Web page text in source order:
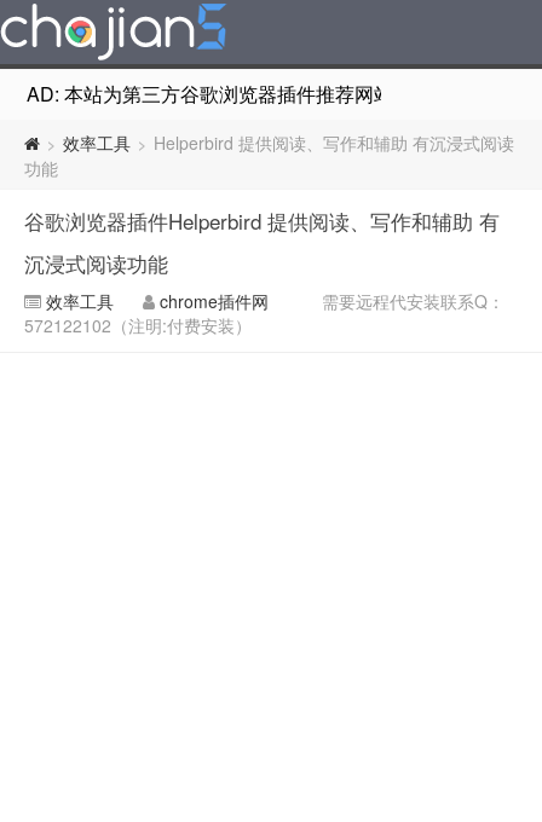
AD: 本站为第三方谷歌浏览器插件推荐网站，非Google
> 效率工具 > Helperbird 提供阅读、写作和辅助 有沉浸式阅读
功能
谷歌浏览器插件Helperbird 提供阅读、写作和辅助 有
沉浸式阅读功能
效率工具 chrome插件网
需要远程代安装联系Q：
572122102（注明:付费安装）